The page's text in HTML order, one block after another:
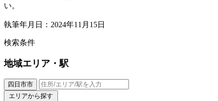
い。
執筆年月日：2024年11月15日
検索条件
地域エリア・駅
四日市市
エリアから探す